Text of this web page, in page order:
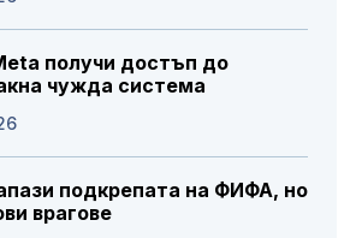
получи достъп до
чужда система
подкрепата на ФИФА, но
врагове